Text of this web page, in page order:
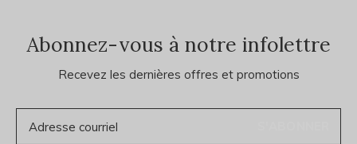
Abonnez-vous à notre infolettre
Recevez les dernières offres et promotions